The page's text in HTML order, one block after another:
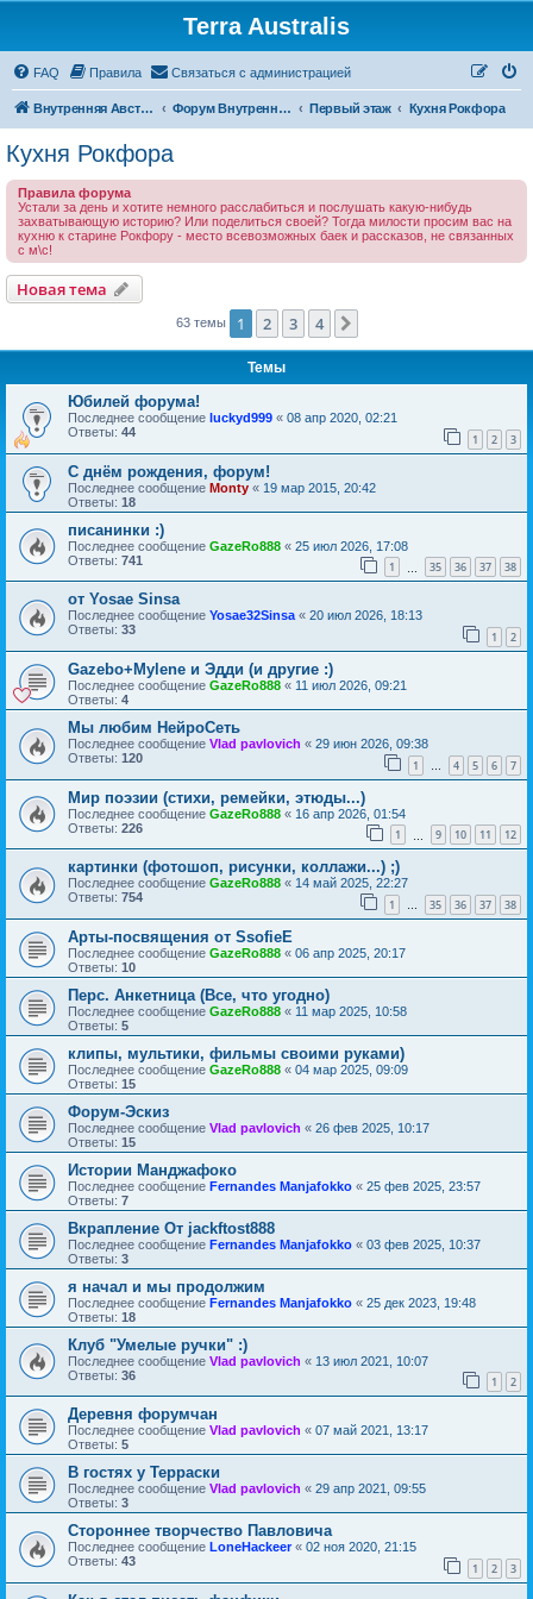
Terra Australis
FAQ Правила Связаться с администрацией
Внутренняя Австралия Форум Внутренней Австралии Первый этаж Кухня Рокфора
Кухня Рокфора
Правила форума
Устали за день и хотите немного расслабиться и послушать какую-нибудь
захватывающую историю? Или поделиться своей? Тогда милости просим вас на
кухню к старине Рокфору - место всевозможных баек и рассказов, не связанных
с м\с!
Новая тема
Новаятема
63 темы 1 2 3 4
Темы
Юбилей форума!
Последнее сообщение luckyd999 « 08 апр 2020, 02:21
Ответы: 44 1 2 3
С днём рождения, форум!
Последнее сообщение Monty « 19 мар 2015, 20:42
Ответы: 18
писанинки :)
Последнее сообщение GazeRo888 « 25 июл 2026, 17:08
Ответы: 741 1 35 36 37 38
oт Yosae Sinsa
Последнее сообщение Yosae32Sinsa « 20 июл 2026, 18:13
Ответы: 33 1 2
Gazebo+Mylene и Эдди (и другие :)
Последнее сообщение GazeRo888 « 11 июл 2026, 09:21
Ответы: 4
Мы любим НейроСеть
Последнее сообщение Vlad pavlovich « 29 июн 2026, 09:38
Ответы: 120 1 … 4 5 6 7
Мир поэзии (стихи, ремейки, этюды...)
Последнее сообщение GazeRo888 « 16 апр 2026, 01:54
Ответы: 226 1 9 10 11 12
картинки (фотошоп, рисунки, коллажи...) ;)
Последнее сообщение GazeRo888 « 14 май 2025, 22:27
Ответы: 754 1 … 35 36 37 38
Арты-посвящения от SsofieE
Последнее сообщение GazeRo888 « 06 апр 2025, 20:17
Ответы: 10
Перс. Анкетница (Все, что угодно)
Последнее сообщение GazeRo888 « 11 мар 2025, 10:58
Ответы: 5
клипы, мультики, фильмы своими руками)
Последнее сообщение GazeRo888 « 04 мар 2025, 09:09
Ответы: 15
Форум-Эскиз
Последнее сообщение Vlad pavlovich « 26 фев 2025, 10:17
Ответы: 15
Истории Манджафоко
Последнее сообщение Fernandes Manjafokko « 25 фев 2025, 23:57
Ответы: 7
Вкрапление От jackftost888
Последнее сообщение Fernandes Manjafokko « 03 фев 2025, 10:37
Ответы: 3
я начал и мы продолжим
Последнее сообщение Fernandes Manjafokko « 25 дек 2023, 19:48
Ответы: 18
Клуб "Умелые ручки" :)
Последнее сообщение Vlad pavlovich « 13 июл 2021, 10:07
Ответы: 36 1 2
Деревня форумчан
Последнее сообщение Vlad pavlovich « 07 май 2021, 13:17
Ответы: 5
В гостях у Терраски
Последнее сообщение Vlad pavlovich « 29 апр 2021, 09:55
Ответы: 3
Стороннее творчество Павловича
Последнее сообщение LoneHackeer« 02 ноя 2020, 21:15
Ответы: 43 1 2 3